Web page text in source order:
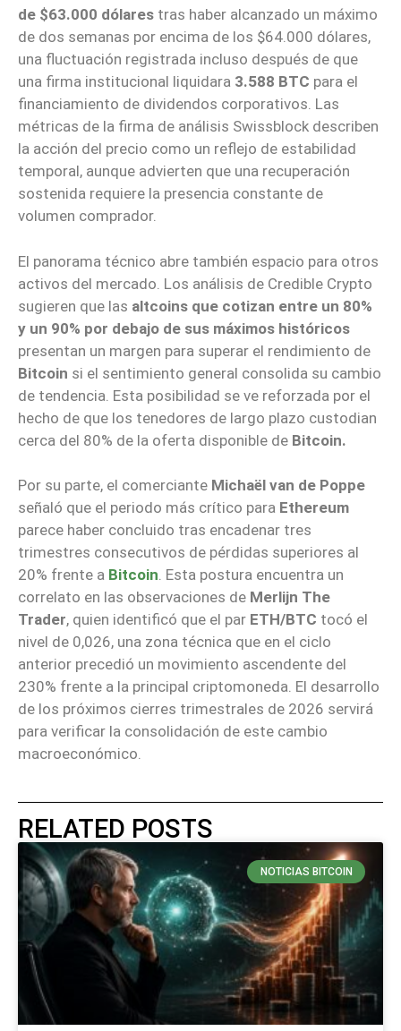
de $63.000 dólares tras haber alcanzado un máximo
de dos semanas por encima de los $64.000 dólares,
una fluctuación registrada incluso después de que
una firma institucional liquidara 3.588 BTC para el
financiamiento de dividendos corporativos. Las
métricas de la firma de análisis Swissblock describen
la acción del precio como un reflejo de estabilidad
temporal, aunque advierten que una recuperación
sostenida requiere la presencia constante de
volumen comprador.
El panorama técnico abre también espacio para otros
activos del mercado. Los análisis de Credible Crypto
sugieren que las altcoins que cotizan entre un 80%
y un 90% por debajo de sus máximos históricos
presentan un margen para superar el rendimiento de
Bitcoin si el sentimiento general consolida su cambio
de tendencia. Esta posibilidad se ve reforzada por el
hecho de que los tenedores de largo plazo custodian
cerca del 80% de la oferta disponible de Bitcoin.
Por su parte, el comerciante Michaël van de Poppe
señaló que el periodo más crítico para Ethereum
parece haber concluido tras encadenar tres
trimestres consecutivos de pérdidas superiores al
20% frente a Bitcoin. Esta postura encuentra un
correlato en las observaciones de Merlijn The
Trader, quien identificó que el par ETH/BTC tocó el
nivel de 0,026, una zona técnica que en el ciclo
anterior precedió un movimiento ascendente del
230% frente a la principal criptomoneda. El desarrollo
de los próximos cierres trimestrales de 2026 servirá
para verificar la consolidación de este cambio
macroeconómico.
RELATED POSTS
NOTICIAS BITCOIN